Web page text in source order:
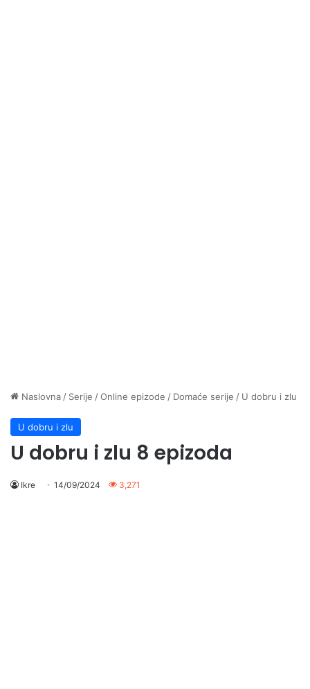
Naslovna / Serije /Online epizode / Domaće serije / U dobru i zlu
U dobru i zlu
U dobru i zlu 8 epizoda
Ikre 14/09/2024 3,271